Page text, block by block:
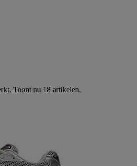
Toont nu 18 artikelen.